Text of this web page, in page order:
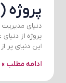
پروژه (PMBOK8)
دنیای مدیریت
پروژه از
این دنیای پر از
ادامه مطلب »